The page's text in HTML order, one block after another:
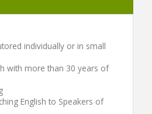
individually or in small
with more than 30 years of
English to Speakers of